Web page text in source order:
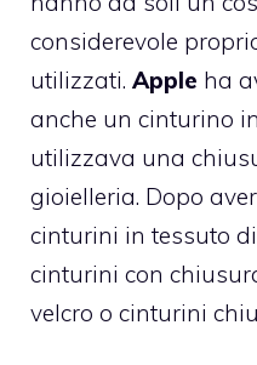
considerevole
utilizzati. Apple ha
anche un cinturino
utilizzava una
gioielleria. Dopo
cinturini in tessuto
cinturini con
velcro o cinturini